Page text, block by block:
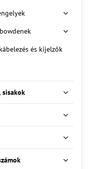
és kijelzők
sisakok